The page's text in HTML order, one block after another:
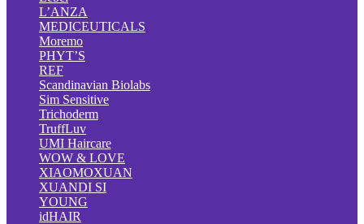
L’ANZA
MEDICEUTICALS
Moremo
PHYT’S
REF
Scandinavian Biolabs
Sim Sensitive
Trichoderm
TruffLuv
UMI Haircare
WOW & LOVE
XIAOMOXUAN
XUANDI SI
YOUNG
idHAIR